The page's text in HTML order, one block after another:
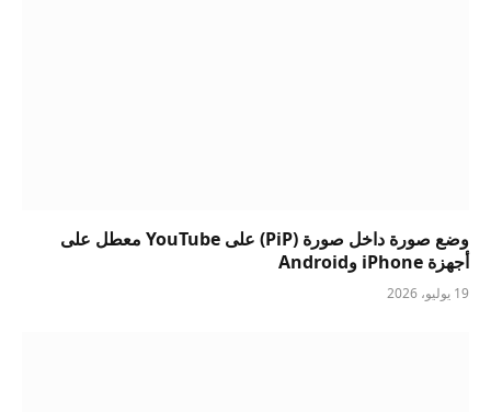
وضع صورة داخل صورة (PiP) على YouTube معطل على
أجهزة iPhone وAndroid
19 يوليو، 2026